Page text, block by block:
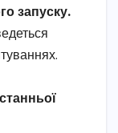
запуску.